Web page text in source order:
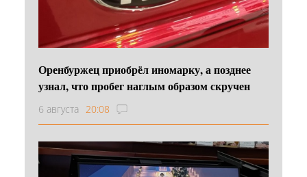
Оренбуржец приобрёл иномарку, а позднее
узнал, что пробег наглым образом скручен
6 августа 20:08